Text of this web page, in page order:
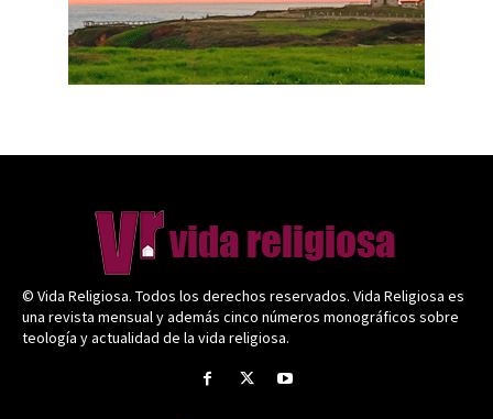
© Vida Religiosa. Todos los derechos reservados. Vida Religiosa es
una revista mensual y además cinco números monográficos sobre
teología y actualidad de la vida religiosa.